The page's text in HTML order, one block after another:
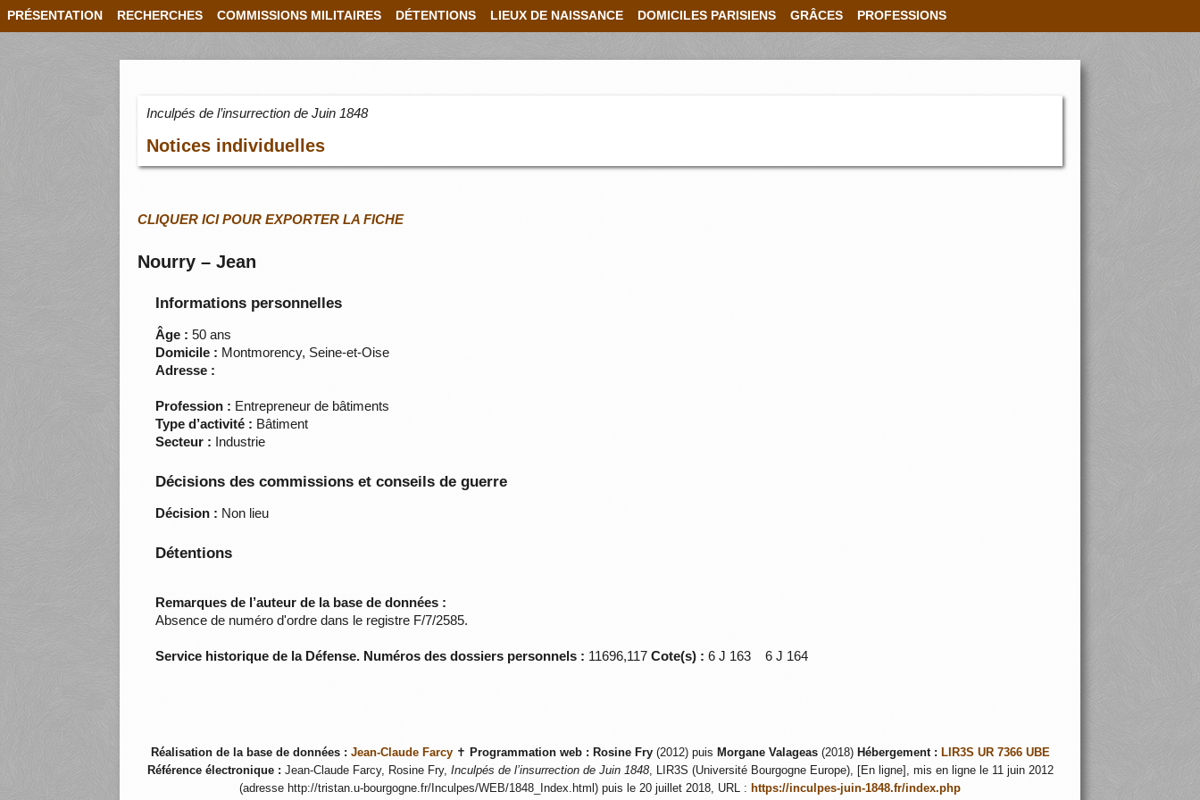
PRÉSENTATION RECHERCHES COMMISSIONS MILITAIRES DÉTENTIONS LIEUX DE NAISSANCE DOMICILES PARISIENS GRÂCES PROFESSIONS
Inculpés de l’insurrection de Juin 1848
Notices individuelles
CLIQUER ICI POUR EXPORTER LA FICHE
Nourry – Jean
Informations personnelles
Âge : 50 ans
Domicile : Montmorency, Seine-et-Oise
Adresse :
Profession : Entrepreneur de bâtiments
Type d’activité : Bâtiment
Secteur : Industrie
Décisions des commissions et conseils de guerre
Décision : Non lieu
Détentions
Remarques de l’auteur de la base de données :
Absence de numéro d'ordre dans le registre F/7/2585.
Service historique de la Défense. Numéros des dossiers personnels : 11696,117Cote(s) : 6 J 163 6 J 164
Réalisation de la base de données : Jean-Claude Farcy✝ Programmation web : Rosine Fry(2012) puis Morgane Valageas(2018) Hébergement : LIR3S UR 7366 UBE
Référence électronique : Jean-Claude Farcy, Rosine Fry, Inculpés de l’insurrection de Juin 1848, LIR3S (Université Bourgogne Europe), [En ligne], mis en ligne le 11 juin 2012
(adresse http://tristan.u-bourgogne.fr/Inculpes/WEB/1848_Index.html) puis le 20 juillet 2018, URL : https://inculpes-juin-1848.fr/index.php